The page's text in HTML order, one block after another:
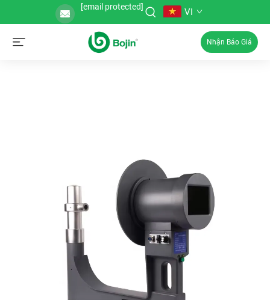
[email protected] VI
Nhận Báo Giá